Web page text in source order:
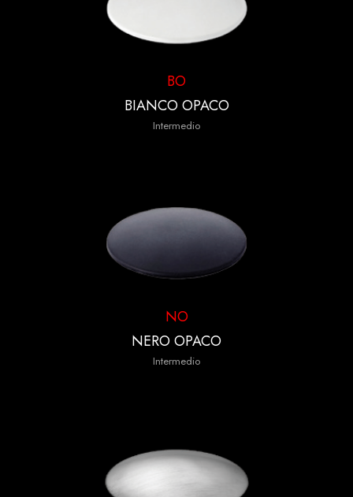
BO
BIANCO OPACO
Intermedio
NO
NERO OPACO
Intermedio